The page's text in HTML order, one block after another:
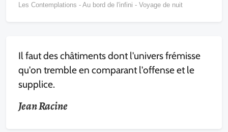
Les Contemplations - Au bord de l'infini - Voyage de nuit
Il faut des châtiments dont l'univers frémisse
qu'on tremble en comparant l'offense et le
supplice.
Jean Racine